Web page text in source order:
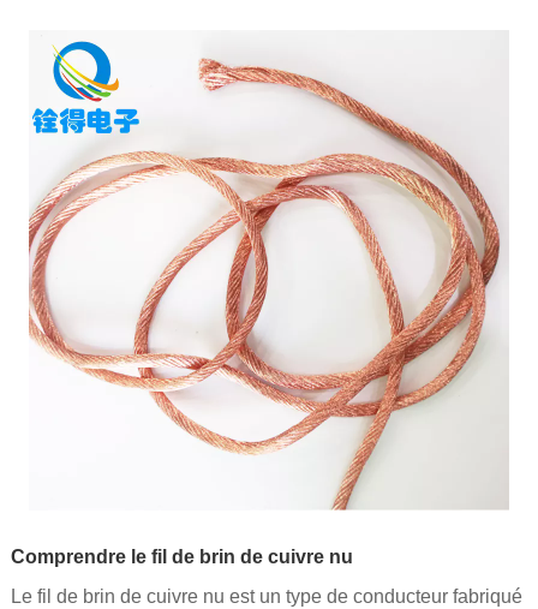
Comprendre le fil de brin de cuivre nu
Le fil de brin de cuivre nu est un type de conducteur fabriqué